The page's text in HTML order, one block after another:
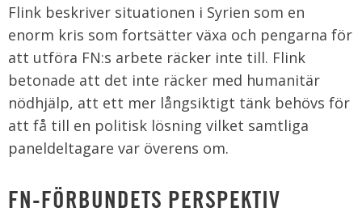
Flink beskriver situationen i Syrien som en
enorm kris som fortsätter växa och pengarna för
att utföra FN:s arbete räcker inte till. Flink
betonade att det inte räcker med humanitär
nödhjälp, att ett mer långsiktigt tänk behövs för
att få till en politisk lösning vilket samtliga
paneldeltagare var överens om.
FN-FÖRBUNDETS PERSPEKTIV